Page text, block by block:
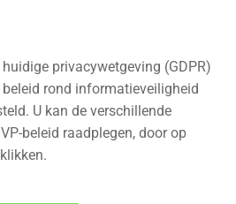
privacywetgeving (GDPR)
rond informatieveiligheid
U kan de verschillende
beleid raadplegen, door op